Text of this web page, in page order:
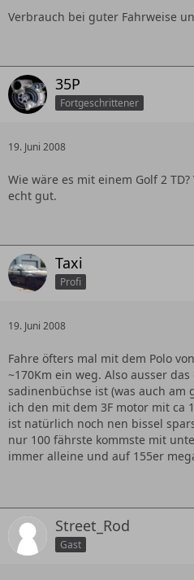
Verbrauch bei guter Fahrweise
35P
Fortgeschrittener
19. Juni 2008
Wie wäre es mit einem Golf 2
echt gut.
Taxi
Profi
19. Juni 2008
Fahre öfters mal mit dem Polo
~170Km ein weg. Also ausser
sadinenbüchse ist (was auch am
ich den mit dem 3F motor mit ca
ist natürlich noch nen bissel
nur 100 fährste kommste mit
immer alleine und auf 155er
Street_Rod
Gast